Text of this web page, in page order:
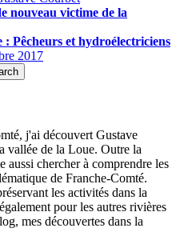
nouveau victime de la
: Pêcheurs et hydroélectriciens
2017
j'ai découvert Gustave
vallée de la Loue. Outre la
aussi chercher à comprendre les
de Franche-Comté.
les activités dans la
pour les autres rivières
mes découvertes dans la